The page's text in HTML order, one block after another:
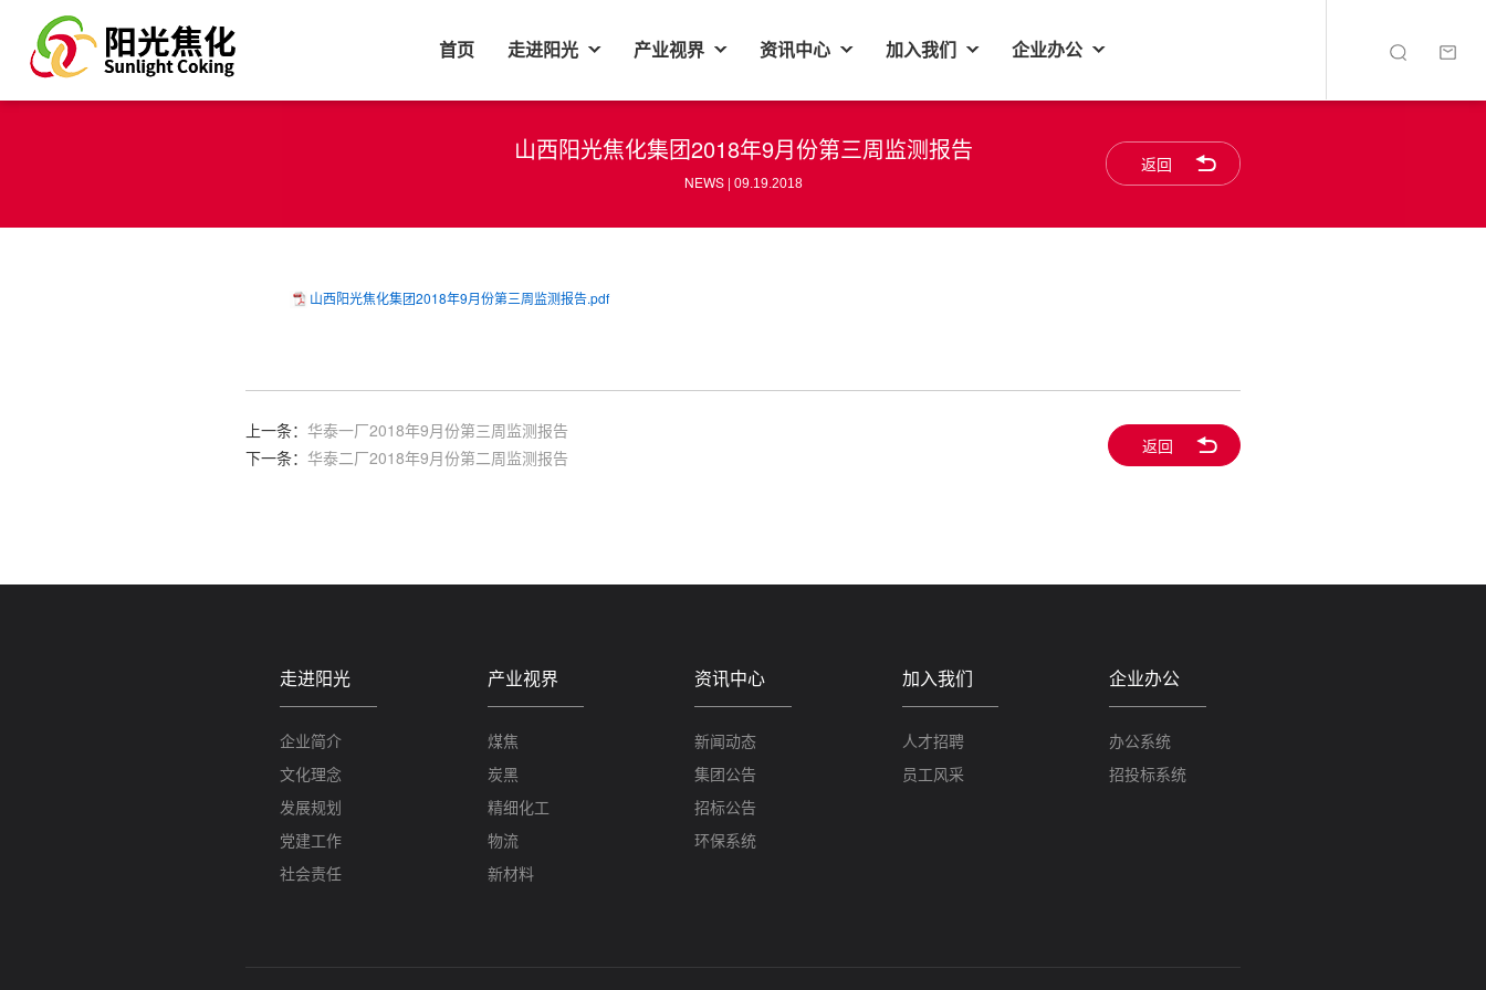
首页 走进阳光 产业视界 资讯中心 加入我们 企业办公
山西阳光焦化集团2018年9月份第三周监测报告
NEWS | 09.19.2018
返回
山西阳光焦化集团2018年9月份第三周监测报告.pdf
上一条： 华泰一厂2018年9月份第三周监测报告
下一条： 华泰二厂2018年9月份第二周监测报告
返回
走进阳光
企业简介
文化理念
发展规划
党建工作
社会责任
产业视界
煤焦
炭黑
精细化工
物流
新材料
资讯中心
新闻动态
集团公告
招标公告
环保系统
加入我们
人才招聘
员工风采
企业办公
办公系统
招投标系统